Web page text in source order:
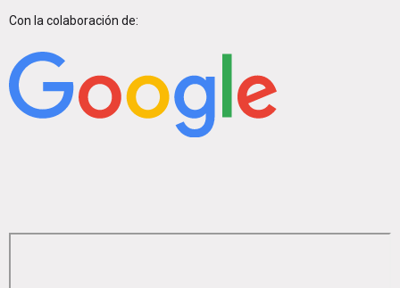
Con la colaboración de: